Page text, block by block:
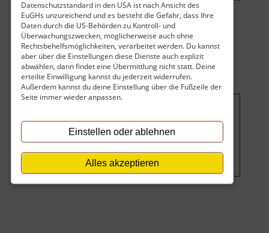
Datenschutzstandard in den USA ist nach Ansicht des
EuGHs unzureichend und es besteht die Gefahr, dass Ihre
Daten durch die US-Behörden zu Kontroll- und
Überwachungszwecken, möglicherweise auch ohne
Rechtsbehelfsmöglichkeiten, verarbeitet werden. Du kannst
aber über die Einstellungen diese Dienste auch explizit
abwählen, dann findet eine Übermittlung nicht statt. Deine
erteilte Einwilligung kannst du jederzeit widerrufen.
Außerdem kannst du deine Einstellung über die Fußzeile der
Seite immer wieder anpassen.
Einstellen oder ablehnen
Alles akzeptieren
Mauern. Zumindest wird in alten Urkund.. »
weiterlesen über
Barockschloss
Seußlitz
Um dieses Projekt zu finanzieren,
wird hier Werbung eingeblendet.
Cookie-Einstellungen ändern.